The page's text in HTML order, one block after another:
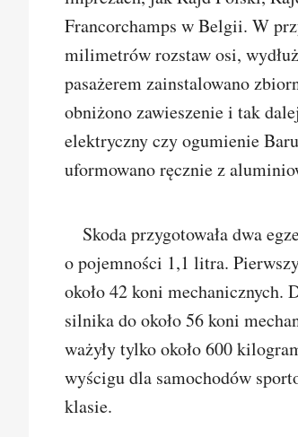
Francorchamps w Belgii. W
milimetrów rozstaw osi,
pasażerem zainstalowano
obniżono zawieszenie i tak
elektryczny czy ogumienie
uformowano ręcznie z
Skoda przygotowała dwa
o pojemności 1,1 litra.
około 42 koni mechanicznych.
silnika do około 56 koni
ważyły tylko około 600
wyścigu dla samochodów
klasie.